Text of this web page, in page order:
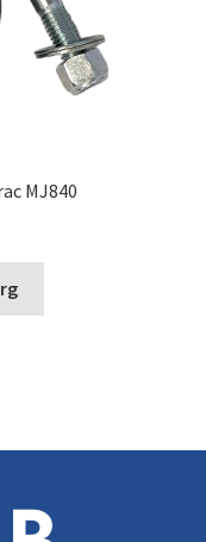
MJ840